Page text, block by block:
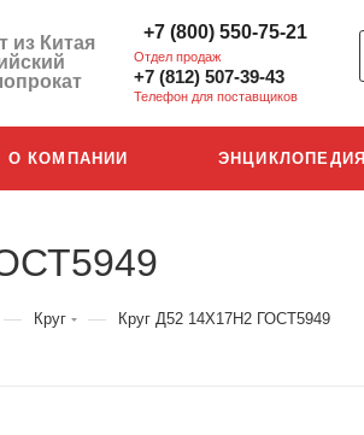
из Китая
+7 (800) 550-75-21
Отдел продаж
+7 (812) 507-39-43
Телефон для поставщиков
О КОМПАНИИ ЭНЦИКЛОПЕДИЯ
— Круг — Круг Д52 14Х17Н2 ГОСТ5949